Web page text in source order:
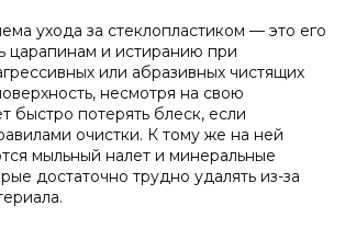
ухода за стеклопластиком — это его
царапинам и истиранию при
или абразивных чистящих
несмотря на свою
быстро потерять блеск, если
очистки. К тому же на ней
мыльный налет и минеральные
достаточно трудно удалять из-за